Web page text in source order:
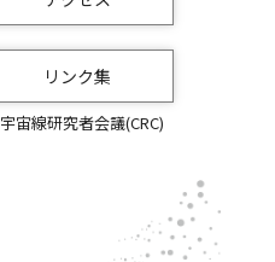
リンク集
宇宙線研究者会議(CRC)